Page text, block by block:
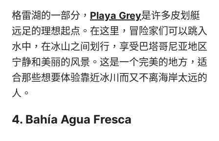
格雷湖的一部分， Playa Grey是许多皮划艇
远足的理想起点。在这里，冒险家们可以跳入
水中，在冰山之间划行，享受巴塔哥尼亚地区
宁静和美丽的风景。这是一个完美的地方，适
合那些想要体验靠近冰川而又不离海岸太远的
人。
4. Bahía Agua Fresca